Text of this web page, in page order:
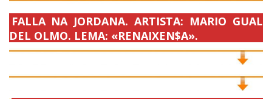
FALLA NA JORDANA. ARTISTA: MARIO GUAL
DEL OLMO. LEMA: «RENAIXEN$A».